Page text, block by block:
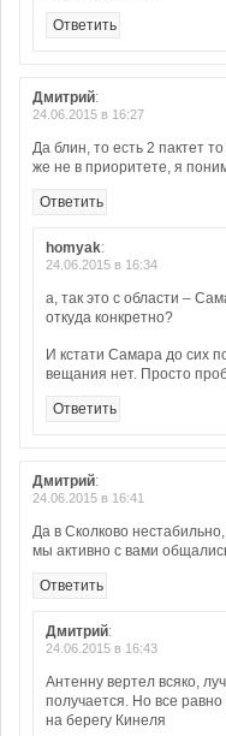
Ответить
Дмитрий:
24.06.2015 в 16:27
Да блин, то есть 2 пактет
же не в приоритете, я
Ответить
homyak:
24.06.2015 в 16:34
а, так это с области –
откуда конкретно?
И кстати Самара до сих
вещания нет. Просто
Ответить
Дмитрий:
24.06.2015 в 16:41
Да в Сколково
мы активно с вами
Ответить
Дмитрий:
24.06.2015 в 16:43
Антенну вертел всяко,
получается. Но все
на берегу Кинеля